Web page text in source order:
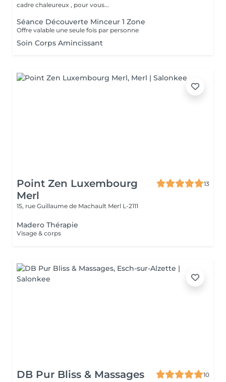
cadre chaleureux , pour vous...
Séance Découverte Minceur 1 Zone
Offre valable une seule fois par personne
Soin Corps Amincissant
Point Zen Luxembourg
Merl
13
15, rue Guillaume de Machault Merl L-2111
Madero Thérapie
Visage & corps
DB Pur Bliss & Massages
10